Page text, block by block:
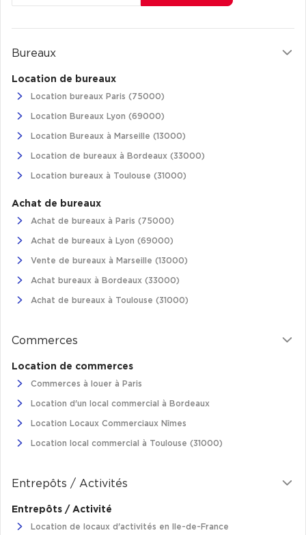
Bureaux privés à Neuilly-sur-Seine
Bureaux privés à Lille
Plateaux opérés
Plateaux opérés à Paris
Plateaux opérés à Saint-Ouen
Plateaux opérés à Boulogne-Billancourt
Bureaux
Location de bureaux
Location bureaux Paris (75000)
Location Bureaux Lyon (69000)
Location Bureaux à Marseille (13000)
Location de bureaux à Bordeaux (33000)
Location bureaux à Toulouse (31000)
Achat de bureaux
Achat de bureaux à Paris (75000)
Achat de bureaux à Lyon (69000)
Vente de bureaux à Marseille (13000)
Achat bureaux à Bordeaux (33000)
Achat de bureaux à Toulouse (31000)
Commerces
Location de commerces
Commerces à louer à Paris
Location d'un local commercial à Bordeaux
Location Locaux Commerciaux Nîmes
Location local commercial à Toulouse (31000)
Entrepôts / Activités
Entrepôts / Activité
Location de locaux d'activités en Ile-de-France